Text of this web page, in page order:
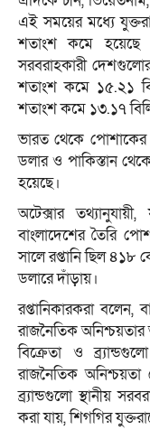
এই সময়ের মধ্যে
শতাংশ কমে হয়েছে
সরবরাহকারী
শতাংশ কমে ১৫.২১
শতাংশ কমে ১৩.১৭
ভারত থেকে
ডলার ও পাকিস্তান
হয়েছে।
অটেক্সার
বাংলাদেশের তৈরি
সালে রপ্তানি ছিল
ডলারে দাঁড়ায়।
রপ্তানিকারকরা বলেন,
রাজনৈতিক অনিশ্চয়তার
বিক্রেতা ও
রাজনৈতিক অনিশ্চয়তা
ব্র্যান্ডগুলো স্থানীয়
করা যায়, শিগগির